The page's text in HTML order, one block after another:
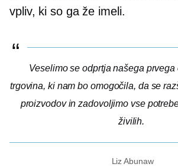
vpliv, ki so ga že imeli.
Veselimo se odprtja našega prvega
trgovina, ki nam bo omogočila, da se
proizvodov in zadovoljimo vse
živilih.
Liz Abunaw